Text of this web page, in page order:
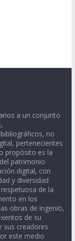
a un conjunto
no
pertenecientes
propósito es la
patrimonio
digital, con
y diversidad
de la
en los
obras de ingenio,
de su
sus creadores
este medio